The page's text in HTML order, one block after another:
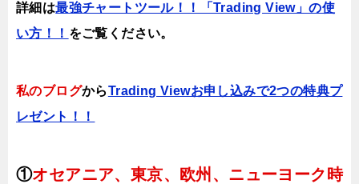
詳細は最強チャートツール！！「Trading View」の使
い方！！ をご覧ください。
私のブログからTrading Viewお申し込みで2つの特典プ
レゼント！！
①オセアニア、東京、欧州、ニューヨーク時